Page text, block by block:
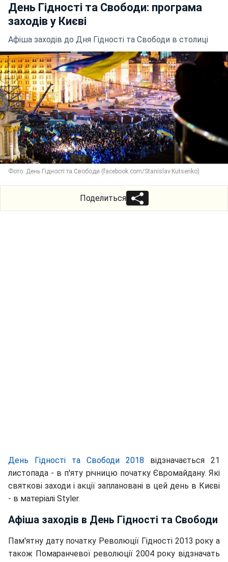
День Гідності та Свободи: програма
заходів у Києві
Афіша заходів до Дня Гідності та Свободи в столиці
Фото: День Гідності та Свободи (facebook.com/Stanislav.Kutsenko)
Поделиться
День Гідності та Свободи 2018 відзначається 21
листопада - в п'яту річницю початку Євромайдану. Які
святкові заходи і акції заплановані в цей день в Києві
- в матеріалі Styler.
Афіша заходів в День Гідності та Свободи
Пам'ятну дату початку Революції Гідності 2013 року а
також Помаранчевої революції 2004 року відзначать